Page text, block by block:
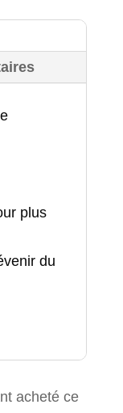
plus
du
acheté ce